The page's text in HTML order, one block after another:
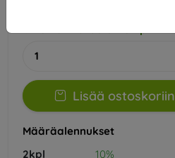
Lisää ostoskoriin
Määräalennukset
2kpl
10%